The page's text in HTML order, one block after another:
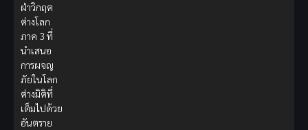
ฝ่าวิกฤต
ต่างโลก
ภาค 3 ที่
นำเสนอ
การผจญ
ภัยในโลก
ต่างมิติที่
เต็มไปด้วย
อันตราย